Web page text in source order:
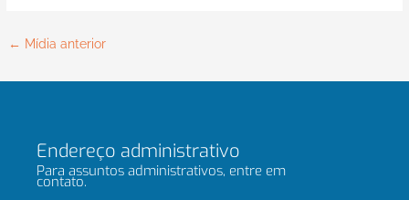
← Mídia anterior
Endereço administrativo
Para assuntos administrativos, entre em
contato.